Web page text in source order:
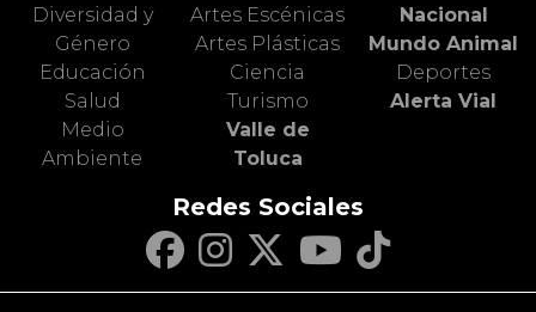
Diversidad y
Género
Educación
Salud
Medio
Ambiente
Artes Escénicas
Artes Plásticas
Ciencia
Turismo
Valle de
Toluca
Nacional
Mundo Animal
Deportes
Alerta Vial
Redes Sociales